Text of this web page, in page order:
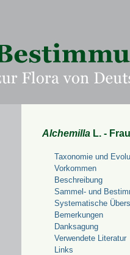
Alchemilla L. -
Taxonomie und
Vorkommen
Beschreibung
Sammel- und
Systematische
Bemerkungen
Danksagung
Verwendete Literatur
Links